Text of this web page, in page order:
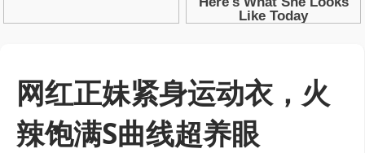
网红正妹紧身运动衣，火
辣饱满S曲线超养眼